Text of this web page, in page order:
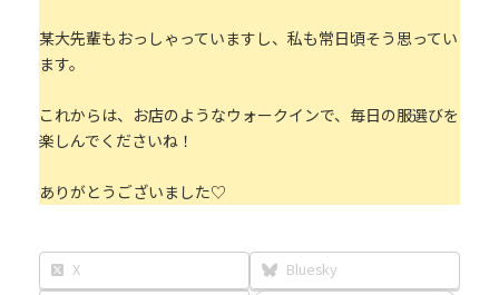
某大先輩もおっしゃっていますし、私も常日頃そう思ってい
ます。
これからは、お店のようなウォークインで、毎日の服選びを
楽しんでくださいね！
ありがとうございました♡
X
Bluesky